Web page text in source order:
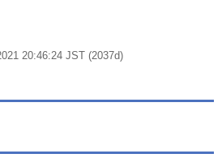
20:46:24 JST (2037d)